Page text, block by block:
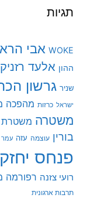
תגיות
WOKE אבי
ההון אלעד רזניק
שניר גרשון
ישראל כרזות מהפכה
משטרה משטרת
בורין עוצמה עזה עמר
פנחס
רועי צזנה רפורמה
תרבות ארגונית